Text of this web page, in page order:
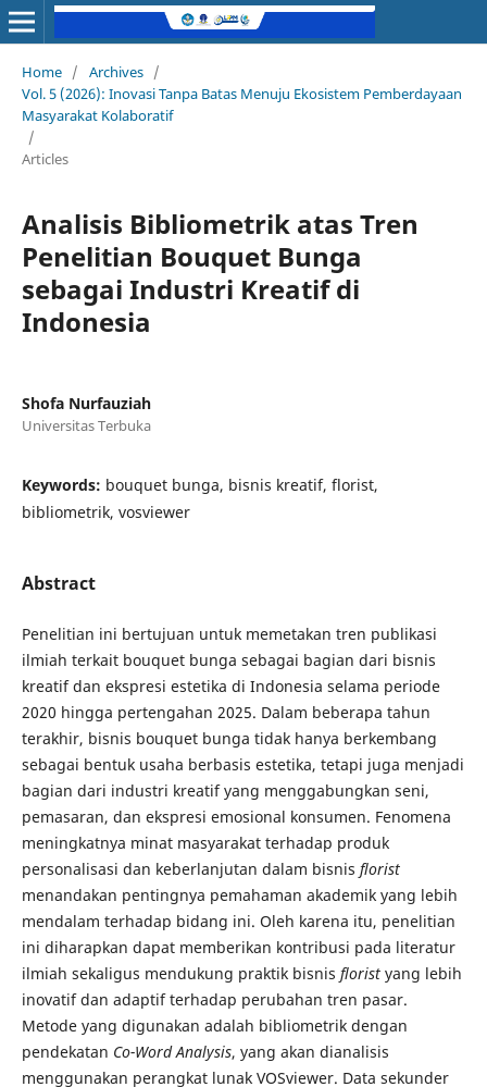
Home / Archives /
Vol. 5 (2026): Inovasi Tanpa Batas Menuju Ekosistem Pemberdayaan
Masyarakat Kolaboratif
/
Articles
Analisis Bibliometrik atas Tren
Penelitian Bouquet Bunga
sebagai Industri Kreatif di
Indonesia
Shofa Nurfauziah
Universitas Terbuka
Keywords: bouquet bunga, bisnis kreatif, florist,
bibliometrik, vosviewer
Abstract
Penelitian ini bertujuan untuk memetakan tren publikasi
ilmiah terkait bouquet bunga sebagai bagian dari bisnis
kreatif dan ekspresi estetika di Indonesia selama periode
2020 hingga pertengahan 2025. Dalam beberapa tahun
terakhir, bisnis bouquet bunga tidak hanya berkembang
sebagai bentuk usaha berbasis estetika, tetapi juga menjadi
bagian dari industri kreatif yang menggabungkan seni,
pemasaran, dan ekspresi emosional konsumen. Fenomena
meningkatnya minat masyarakat terhadap produk
personalisasi dan keberlanjutan dalam bisnis florist
menandakan pentingnya pemahaman akademik yang lebih
mendalam terhadap bidang ini. Oleh karena itu, penelitian
ini diharapkan dapat memberikan kontribusi pada literatur
ilmiah sekaligus mendukung praktik bisnis floristyang lebih
inovatif dan adaptif terhadap perubahan tren pasar.
Metode yang digunakan adalah bibliometrik dengan
pendekatan Co-Word Analysis, yang akan dianalisis
menggunakan perangkat lunak VOSviewer. Data sekunder